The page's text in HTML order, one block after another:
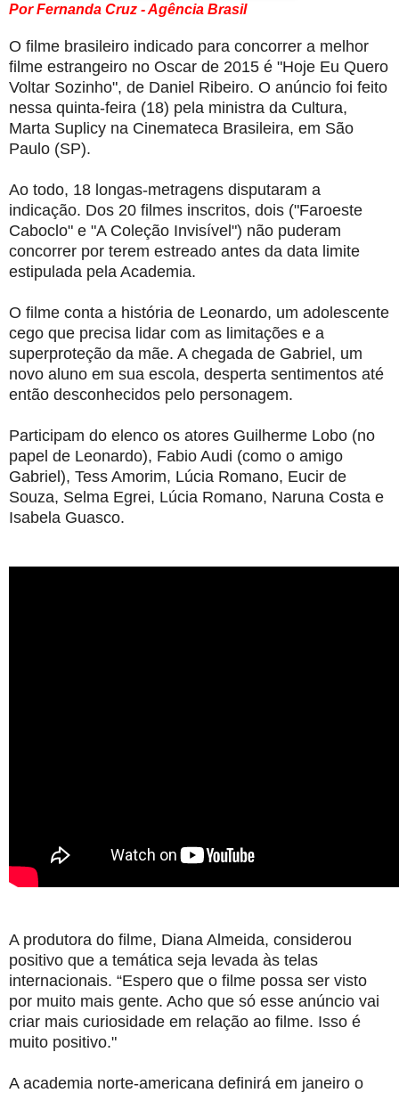
Por Fernanda Cruz - Agência Brasil
O filme brasileiro indicado para concorrer a melhor
filme estrangeiro no Oscar de 2015 é "Hoje Eu Quero
Voltar Sozinho", de Daniel Ribeiro. O anúncio foi feito
nessa quinta-feira (18) pela ministra da Cultura,
Marta Suplicy na Cinemateca Brasileira, em São
Paulo (SP).
Ao todo, 18 longas-metragens disputaram a
indicação. Dos 20 filmes inscritos, dois ("Faroeste
Caboclo" e "A Coleção Invisível") não puderam
concorrer por terem estreado antes da data limite
estipulada pela Academia.
O filme conta a história de Leonardo, um adolescente
cego que precisa lidar com as limitações e a
superproteção da mãe. A chegada de Gabriel, um
novo aluno em sua escola, desperta sentimentos até
então desconhecidos pelo personagem.
Participam do elenco os atores Guilherme Lobo (no
papel de Leonardo), Fabio Audi (como o amigo
Gabriel), Tess Amorim, Lúcia Romano, Eucir de
Souza, Selma Egrei, Lúcia Romano, Naruna Costa e
Isabela Guasco.
A produtora do filme, Diana Almeida, considerou
positivo que a temática seja levada às telas
internacionais. “Espero que o filme possa ser visto
por muito mais gente. Acho que só esse anúncio vai
criar mais curiosidade em relação ao filme. Isso é
muito positivo."
A academia norte-americana definirá em janeiro o